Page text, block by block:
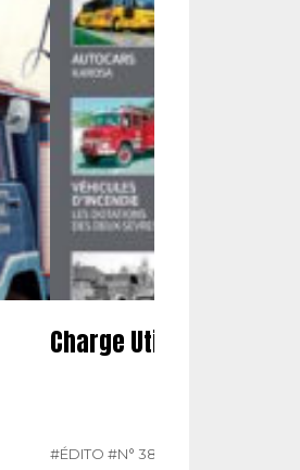
Charge Utile n° 385 de
#ÉDITO #N° 385 MARS 2025